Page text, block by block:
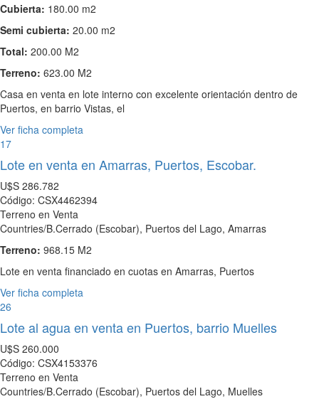
Cubierta: 180.00 m2
Semi cubierta: 20.00 m2
Total: 200.00 M2
Terreno: 623.00 M2
Casa en venta en lote interno con excelente orientación dentro de
Puertos, en barrio Vistas, el
Ver ficha completa
17
Lote en venta en Amarras, Puertos, Escobar.
U$S 286.782
Código: CSX4462394
Terreno en Venta
Countries/B.Cerrado (Escobar), Puertos del Lago, Amarras
Terreno: 968.15 M2
Lote en venta financiado en cuotas en Amarras, Puertos
Ver ficha completa
26
Lote al agua en venta en Puertos, barrio Muelles
U$S 260.000
Código: CSX4153376
Terreno en Venta
Countries/B.Cerrado (Escobar), Puertos del Lago, Muelles